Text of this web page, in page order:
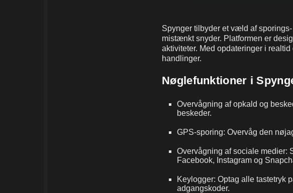
Spynger tilbyder et væld af
mistænkt snyder. Platformen er
aktiviteter. Med opdateringer i
handlinger.
Nøglefunktioner i
Overvågning af opkald og
beskeder.
GPS-sporing: Overvåg den
Overvågning af sociale medier:
Facebook, Instagram og
Keylogger: Optag alle tastetryk
adgangskoder.